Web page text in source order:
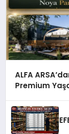
ALFA
Premium